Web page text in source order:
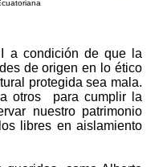
a condición de que la
de origen en lo ético
protegida sea mala.
otros para cumplir la
nuestro patrimonio
libres en aislamiento